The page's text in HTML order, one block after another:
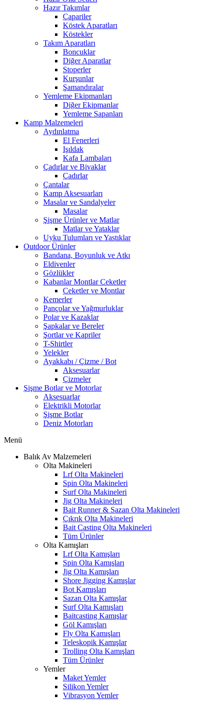
Hazır Takımlar
Çapariler
Köstek Aparatları
Köstekler
Takım Aparatları
Boncuklar
Diğer Aparatlar
Stoperler
Kurşunlar
Şamandıralar
Yemleme Ekipmanları
Diğer Ekipmanlar
Yemleme Sapanları
Kamp Malzemeleri
Aydınlatma
El Fenerleri
Işıldak
Kafa Lambaları
Çadırlar ve Bivaklar
Çadırlar
Çantalar
Kamp Aksesuarları
Masalar ve Sandalyeler
Masalar
Şişme Ürünler ve Matlar
Matlar ve Yataklar
Uyku Tulumları ve Yastıklar
Outdoor Ürünler
Bandana, Boyunluk ve Atkı
Eldivenler
Gözlükler
Kabanlar Montlar Ceketler
Ceketler ve Montlar
Kemerler
Pançolar ve Yağmurluklar
Polar ve Kazaklar
Şapkalar ve Bereler
Şortlar ve Kapriler
T-Shirtler
Yelekler
Ayakkabı / Çizme / Bot
Aksesuarlar
Çizmeler
Şişme Botlar ve Motorlar
Aksesuarlar
Elektrikli Motorlar
Şişme Botlar
Deniz Motorları
Menü
Balık Av Malzemeleri
Olta Makineleri
Lrf Olta Makineleri
Spin Olta Makineleri
Surf Olta Makineleri
Jig Olta Makineleri
Bait Runner & Sazan Olta Makineleri
Çıkrık Olta Makineleri
Bait Casting Olta Makineleri
Tüm Ürünler
Olta Kamışları
Lrf Olta Kamışları
Spin Olta Kamışları
Jig Olta Kamışları
Shore Jigging Kamışlar
Bot Kamışları
Sazan Olta Kamışlar
Surf Olta Kamışları
Baitcasting Kamışlar
Göl Kamışları
Fly Olta Kamışları
Teleskopik Kamışlar
Trolling Olta Kamışları
Tüm Ürünler
Yemler
Maket Yemler
Silikon Yemler
Vibrasyon Yemler